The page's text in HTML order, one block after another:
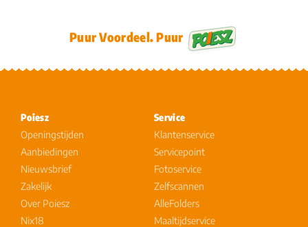
Puur Voordeel. Puur
Poiesz
Openingstijden
Aanbiedingen
Nieuwsbrief
Zakelijk
Over Poiesz
Nix18
Service
Klantenservice
Servicepoint
Fotoservice
Zelfscannen
AlleFolders
Maaltijdservice